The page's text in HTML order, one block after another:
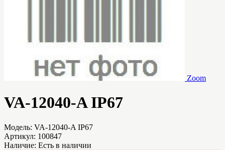
Zoom
VA-12040-A IP67
Модель: VA-12040-A IP67
Артикул: 100847
Наличие: Есть в наличии